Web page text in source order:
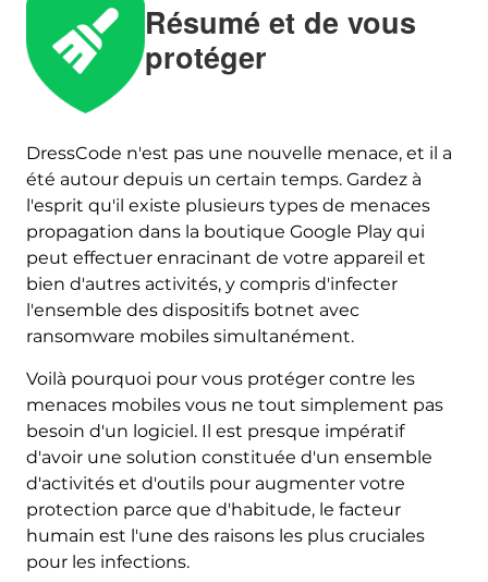
Résumé et de vous
protéger
DressCode n'est pas une nouvelle menace, et il a
été autour depuis un certain temps. Gardez à
l'esprit qu'il existe plusieurs types de menaces
propagation dans la boutique Google Play qui
peut effectuer enracinant de votre appareil et
bien d'autres activités, y compris d'infecter
l'ensemble des dispositifs botnet avec
ransomware mobiles simultanément.
Voilà pourquoi pour vous protéger contre les
menaces mobiles vous ne tout simplement pas
besoin d'un logiciel. Il est presque impératif
d'avoir une solution constituée d'un ensemble
d'activités et d'outils pour augmenter votre
protection parce que d'habitude, le facteur
humain est l'une des raisons les plus cruciales
pour les infections.